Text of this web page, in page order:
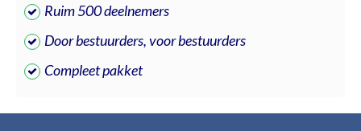
Ruim 500 deelnemers
Door bestuurders, voor bestuurders
Compleet pakket